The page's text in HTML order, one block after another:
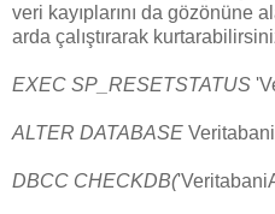
veri kayıplarını da gözönüne
arda çalıştırarak
EXEC SP_RESETSTATUS
ALTER DATABASE
DBCC CHECKDB(